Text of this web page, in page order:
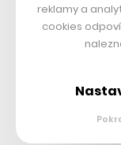
56.4k
reklamy a
cookies